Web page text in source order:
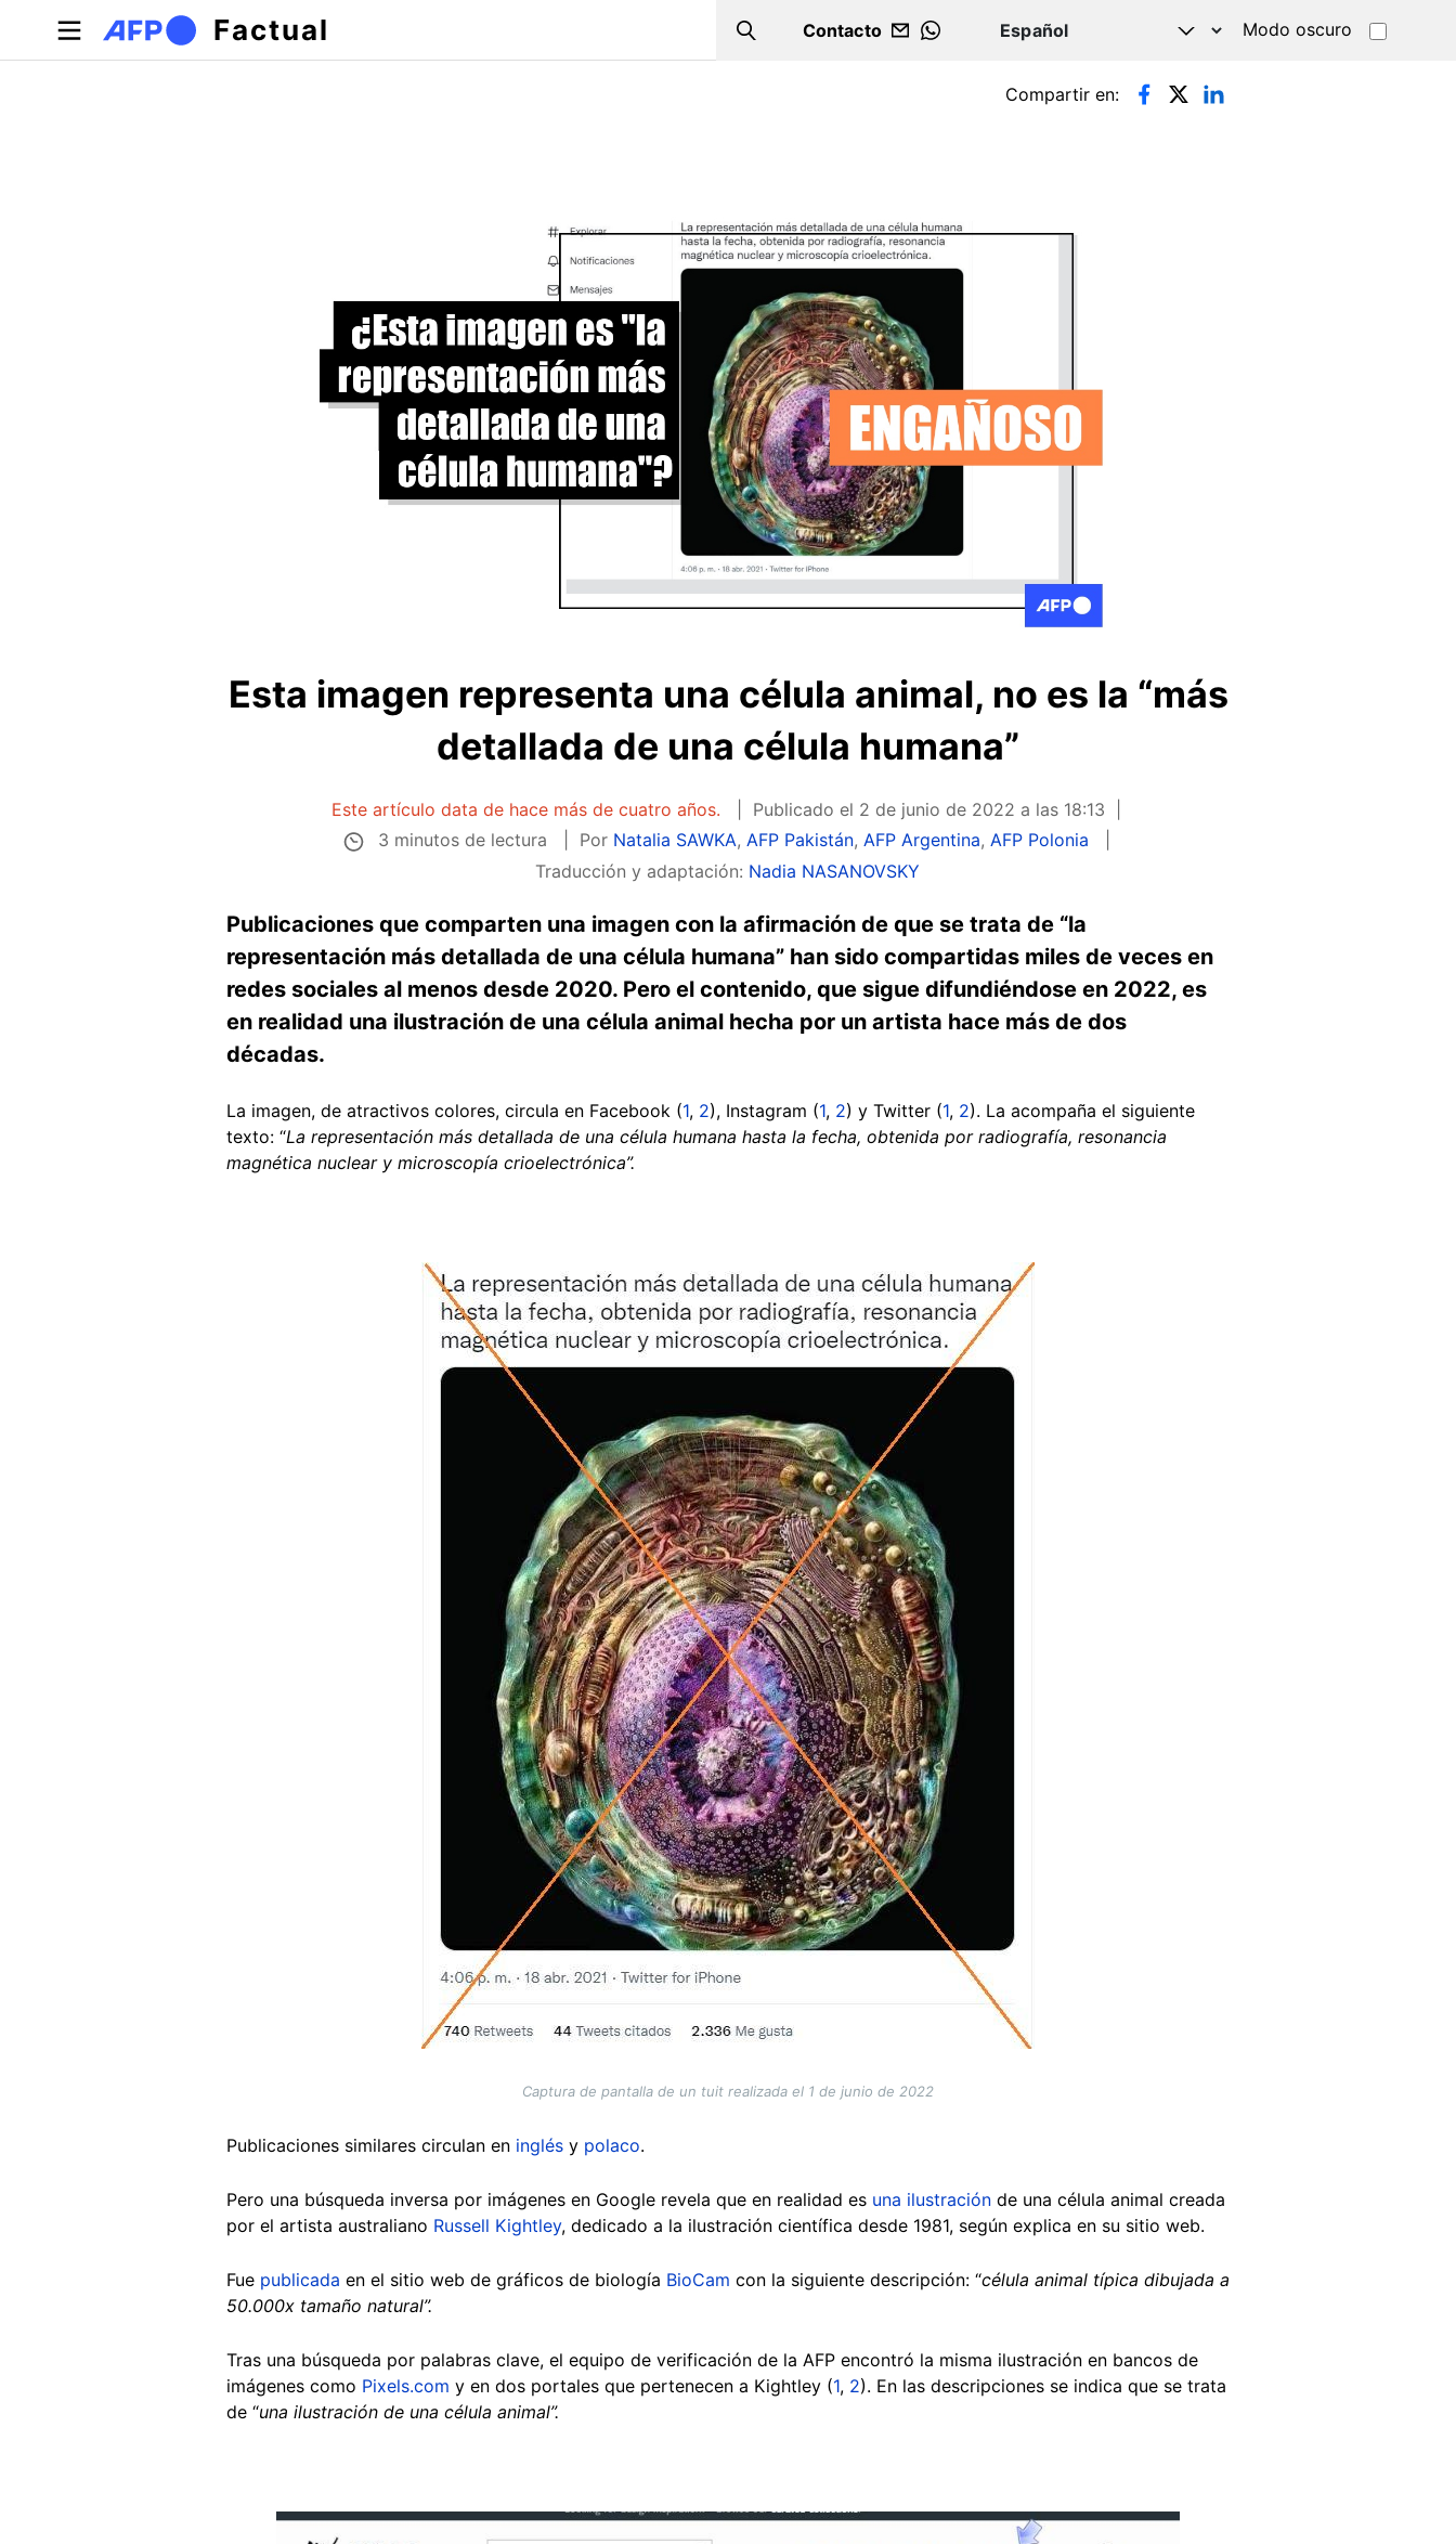
Pasar al contenido principal
Factual Search
Contacto
WHATSAPP
Modo oscuro
Solapas principales Compartir en:
Esta imagen representa una célula animal, no es la “más
detallada de una célula humana”
Este artículo data de hace más de cuatro años. Publicado el 2 de junio de 2022 a las 18:13
3 minutos de lectura
Por Natalia SAWKA, AFP Pakistán, AFP Argentina, AFP Polonia
Traducción y adaptación: Nadia NASANOVSKY
Publicaciones que comparten una imagen con la afirmación de que se trata de “la
representación más detallada de una célula humana” han sido compartidas miles de veces en
redes sociales al menos desde 2020. Pero el contenido, que sigue difundiéndose en 2022, es
en realidad una ilustración de una célula animal hecha por un artista hace más de dos
décadas.
La imagen, de atractivos colores, circula en Facebook (1, 2), Instagram (1, 2) y Twitter (1, 2). La acompaña el siguiente
texto: “La representación más detallada de una célula humana hasta la fecha, obtenida por radiografía, resonancia
magnética nuclear y microscopía crioelectrónica”.
Captura de pantalla de un tuit realizada el 1 de junio de 2022
Publicaciones similares circulan en inglés y polaco.
Pero una búsqueda inversa por imágenes en Google revela que en realidad es una ilustración de una célula animal creada
por el artista australiano Russell Kightley, dedicado a la ilustración científica desde 1981, según explica en su sitio web.
Fue publicada en el sitio web de gráficos de biología BioCam con la siguiente descripción: “célula animal típica dibujada a
50.000x tamaño natural”.
Tras una búsqueda por palabras clave, el equipo de verificación de la AFP encontró la misma ilustración en bancos de
imágenes como Pixels.com y en dos portales que pertenecen a Kightley (1, 2). En las descripciones se indica que se trata
de “una ilustración de una célula animal”.
Image